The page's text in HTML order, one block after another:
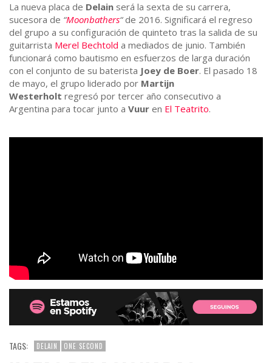
La nueva placa de Delain será la sexta de su carrera,
sucesora de “Moonbathers“de 2016. Significará el regreso
del grupo a su configuración de quinteto tras la salida de su
guitarrista Merel Bechtold a mediados de junio. También
funcionará como bautismo en esfuerzos de larga duración
con el conjunto de su baterista Joey de Boer. El pasado 18
de mayo, el grupo liderado por Martijn
Westerholt regresó por tercer año consecutivo a
Argentina para tocar junto a Vuur en El Teatrito.
TAGS: DELAIN ONE SECOND